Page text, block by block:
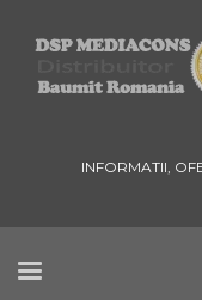
INFORMATII,